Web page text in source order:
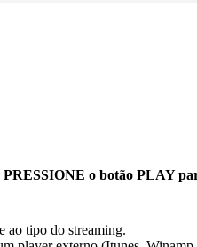
PRESSIONE o botão PLAY
ao tipo do streaming.